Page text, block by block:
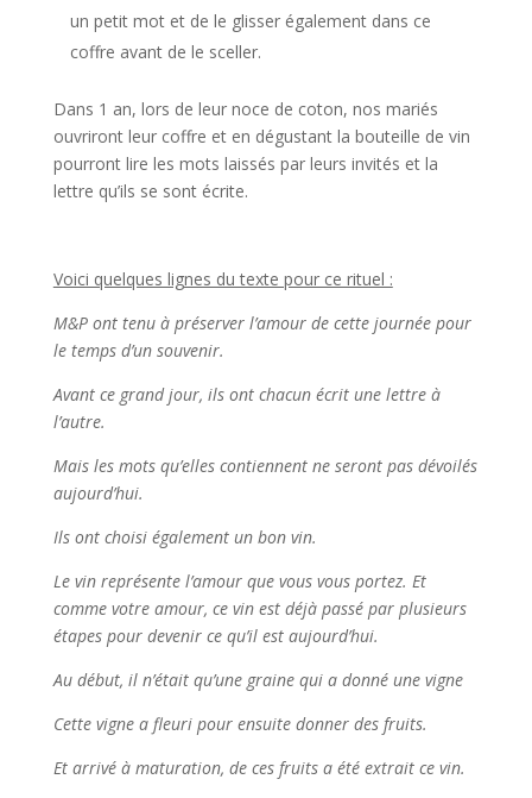
un petit mot et de le glisser également dans ce
coffre avant de le sceller.
Dans 1 an, lors de leur noce de coton, nos mariés
ouvriront leur coffre et en dégustant la bouteille de vin
pourront lire les mots laissés par leurs invités et la
lettre qu’ils se sont écrite.
Voici quelques lignes du texte pour ce rituel :
M&P ont tenu à préserver l’amour de cette journée pour
le temps d’un souvenir.
Avant ce grand jour, ils ont chacun écrit une lettre à
l’autre.
Mais les mots qu’elles contiennent ne seront pas dévoilés
aujourd’hui.
Ils ont choisi également un bon vin.
Le vin représente l’amour que vous vous portez. Et
comme votre amour, ce vin est déjà passé par plusieurs
étapes pour devenir ce qu’il est aujourd’hui.
Au début, il n’était qu’une graine qui a donné une vigne
Cette vigne a fleuri pour ensuite donner des fruits.
Et arrivé à maturation, de ces fruits a été extrait ce vin.